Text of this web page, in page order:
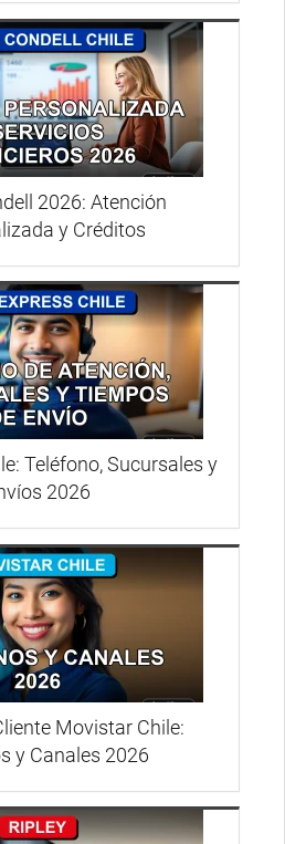
2026: Atención
y Créditos
Teléfono, Sucursales y
2026
Movistar Chile:
y Canales 2026